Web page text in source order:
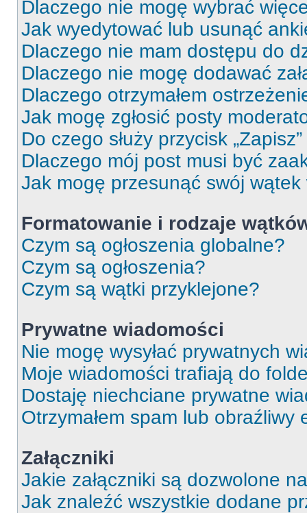
Dlaczego nie mogę wybrać
Jak wyedytować lub usunąć
Dlaczego nie mam dostępu do
Dlaczego nie mogę dodawać
Dlaczego otrzymałem
Jak mogę zgłosić posty
Do czego służy przycisk
Dlaczego mój post musi być
Jak mogę przesunąć swój wątek
Formatowanie i rodzaje
Czym są ogłoszenia globalne?
Czym są ogłoszenia?
Czym są wątki przyklejone?
Prywatne wiadomości
Nie mogę wysyłać prywatnych
Moje wiadomości trafiają do
Dostaję niechciane prywatne
Otrzymałem spam lub
Załączniki
Jakie załączniki są dozwolone
Jak znaleźć wszystkie dodane